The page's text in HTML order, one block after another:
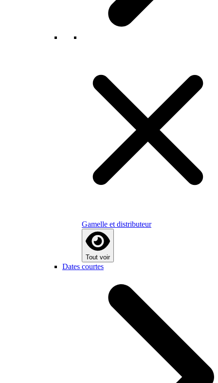
Gamelle et distributeur
Tout voir
Dates courtes